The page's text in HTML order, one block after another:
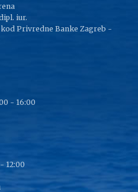
iur.
Privredne Banke Zagreb -
- 16:00
12:00